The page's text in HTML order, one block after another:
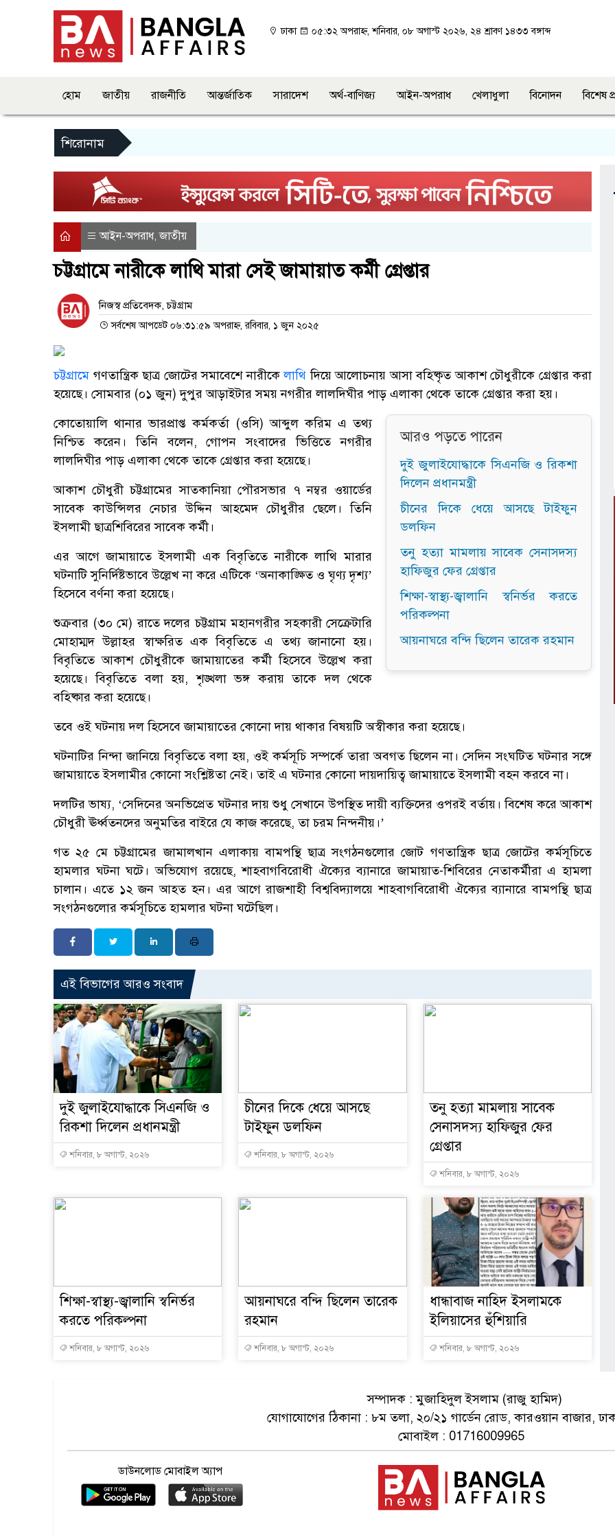
ঢাকা ০৫:৩২ অপরাহ্ন, শনিবার, ০৮ অগাস্ট ২০২৬, ২৪ শ্রাবণ ১৪৩৩ বঙ্গাব্দ
হোম জাতীয় রাজনীতি আন্তর্জাতিক সারাদেশ অর্থ-বাণিজ্য আইন-অপরাধ খেলাধুলা বিনোদন বিশেষ
শিরোনাম
আইন-অপরাধ,জাতীয়
চট্টগ্রামে নারীকে লাথি মারা সেই জামায়াত কর্মী গ্রেপ্তার
নিজস্ব প্রতিবেদক, চট্টগ্রাম
সর্বশেষ আপডেট ০৬:৩১:৫৯ অপরাহ্ন, রবিবার, ১ জুন ২০২৫
চট্টগ্রামে গণতান্ত্রিক ছাত্র জোটের সমাবেশে নারীকেলাথি দিয়ে আলোচনায় আসা বহিষ্কৃত আকাশ চৌধুরীকে গ্রেপ্তার করা
হয়েছে। সোমবার (০১ জুন) দুপুর আড়াইটার সময় নগরীর লালদিঘীর পাড় এলাকা থেকে তাকে গ্রেপ্তার করা হয়।
আরও পড়তে পারেন
দুই জুলাইযোদ্ধাকে সিএনজি ও রিকশা
দিলেন প্রধানমন্ত্রী
চীনের দিকে ধেয়ে আসছে টাইফুন
ডলফিন
তনু হত্যা মামলায় সাবেক সেনাসদস্য
হাফিজুর ফের গ্রেপ্তার
শিক্ষা-স্বাস্থ্য-জ্বালানি স্বনির্ভর করতে
পরিকল্পনা
আয়নাঘরে বন্দি ছিলেন তারেক রহমান
কোতোয়ালি থানার ভারপ্রাপ্ত কর্মকর্তা (ওসি) আব্দুল করিম এ তথ্য
নিশ্চিত করেন। তিনি বলেন, গোপন সংবাদের ভিত্তিতে নগরীর
লালদিঘীর পাড় এলাকা থেকে তাকে গ্রেপ্তার করা হয়েছে।
আকাশ চৌধুরী চট্টগ্রামের সাতকানিয়া পৌরসভার ৭ নম্বর ওয়ার্ডের
সাবেক কাউন্সিলর নেচার উদ্দিন আহমেদ চৌধুরীর ছেলে। তিনি
ইসলামী ছাত্রশিবিরের সাবেক কর্মী।
এর আগে জামায়াতে ইসলামী এক বিবৃতিতে নারীকে লাথি মারার
ঘটনাটি সুনির্দিষ্টভাবে উল্লেখ না করে এটিকে ‘অনাকাঙ্ক্ষিত ও ঘৃণ্য দৃশ্য’
হিসেবে বর্ণনা করা হয়েছে।
শুক্রবার (৩০ মে) রাতে দলের চট্টগ্রাম মহানগরীর সহকারী সেক্রেটারি
মোহাম্মদ উল্লাহর স্বাক্ষরিত এক বিবৃতিতে এ তথ্য জানানো হয়।
বিবৃতিতে আকাশ চৌধুরীকে জামায়াতের কর্মী হিসেবে উল্লেখ করা
হয়েছে। বিবৃতিতে বলা হয়, শৃঙ্খলা ভঙ্গ করায় তাকে দল থেকে
বহিষ্কার করা হয়েছে।
তবে ওই ঘটনায় দল হিসেবে জামায়াতের কোনো দায় থাকার বিষয়টি অস্বীকার করা হয়েছে।
ঘটনাটির নিন্দা জানিয়ে বিবৃতিতে বলা হয়, ওই কর্মসূচি সম্পর্কে তারা অবগত ছিলেন না। সেদিন সংঘটিত ঘটনার সঙ্গে
জামায়াতে ইসলামীর কোনো সংশ্লিষ্টতা নেই। তাই এ ঘটনার কোনো দায়দায়িত্ব জামায়াতে ইসলামী বহন করবে না।
দলটির ভাষ্য, ‘সেদিনের অনভিপ্রেত ঘটনার দায় শুধু সেখানে উপস্থিত দায়ী ব্যক্তিদের ওপরই বর্তায়। বিশেষ করে আকাশ
চৌধুরী ঊর্ধ্বতনদের অনুমতির বাইরে যে কাজ করেছে, তা চরম নিন্দনীয়।’
গত ২৫ মে চট্টগ্রামের জামালখান এলাকায় বামপন্থি ছাত্র সংগঠনগুলোর জোট গণতান্ত্রিক ছাত্র জোটের কর্মসূচিতে
হামলার ঘটনা ঘটে। অভিযোগ রয়েছে, শাহবাগবিরোধী ঐক্যের ব্যানারে জামায়াত-শিবিরের নেতাকর্মীরা এ হামলা
চালান। এতে ১২ জন আহত হন। এর আগে রাজশাহী বিশ্ববিদ্যালয়ে শাহবাগবিরোধী ঐক্যের ব্যানারে বামপন্থি ছাত্র
সংগঠনগুলোর কর্মসূচিতে হামলার ঘটনা ঘটেছিল।
এই বিভাগের আরও সংবাদ
দুই জুলাইযোদ্ধাকে সিএনজি ও
রিকশা দিলেন প্রধানমন্ত্রী
শনিবার, ৮ অগাস্ট, ২০২৬
চীনের দিকে ধেয়ে আসছে
টাইফুন ডলফিন
শনিবার, ৮ অগাস্ট, ২০২৬
তনু হত্যা মামলায় সাবেক
সেনাসদস্য হাফিজুর ফের
গ্রেপ্তার
শনিবার, ৮ অগাস্ট, ২০২৬
শিক্ষা-স্বাস্থ্য-জ্বালানি স্বনির্ভর
করতে পরিকল্পনা
শনিবার, ৮ অগাস্ট, ২০২৬
আয়নাঘরে বন্দি ছিলেন তারেক
রহমান
শনিবার, ৮ অগাস্ট, ২০২৬
ধান্ধাবাজ নাহিদ ইসলামকে
ইলিয়াসের হুঁশিয়ারি
শনিবার, ৮ অগাস্ট, ২০২৬
সম্পাদক : মুজাহিদুল ইসলাম (রাজু হামিদ)
যোগাযোগের ঠিকানা : ৮ম তলা, ২০/২১ গার্ডেন রোড, কারওয়ান বাজার,
মোবাইল : 01716009965
ডাউনলোড মোবাইল অ্যাপ